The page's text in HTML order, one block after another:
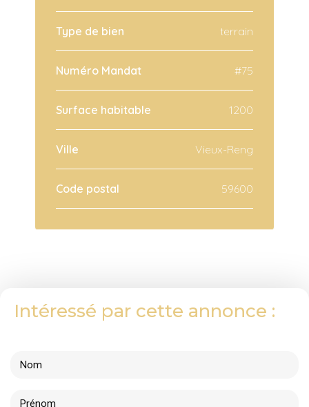
Type de bien terrain
Numéro Mandat #75
Surface habitable 1200
Ville Vieux-Reng
Code postal 59600
Intéressé par cette annonce :